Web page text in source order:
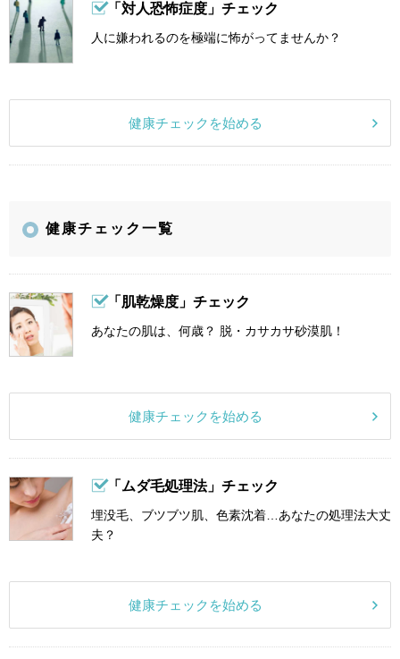
「対人恐怖症度」チェック
人に嫌われるのを極端に怖がってませんか？
健康チェックを始める
健康チェック一覧
「肌乾燥度」チェック
あなたの肌は、何歳？ 脱・カサカサ砂漠肌！
健康チェックを始める
「ムダ毛処理法」チェック
埋没毛、ブツブツ肌、色素沈着…あなたの処理法大丈
夫？
健康チェックを始める